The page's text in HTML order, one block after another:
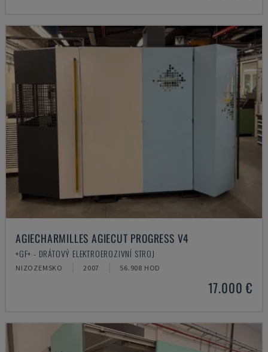
AGIECHARMILLES AGIECUT PROGRESS V4
+GF+ - DRÁTOVÝ ELEKTROEROZIVNÍ STROJ
NIZOZEMSKO 2007 56.908 HOD
17.000 €